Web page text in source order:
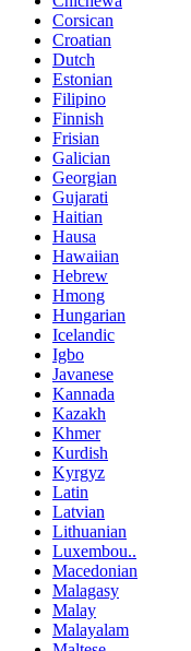
Corsican
Croatian
Dutch
Estonian
Filipino
Finnish
Frisian
Galician
Georgian
Gujarati
Haitian
Hausa
Hawaiian
Hebrew
Hmong
Hungarian
Icelandic
Igbo
Javanese
Kannada
Kazakh
Khmer
Kurdish
Kyrgyz
Latin
Latvian
Lithuanian
Luxembou..
Macedonian
Malagasy
Malay
Malayalam